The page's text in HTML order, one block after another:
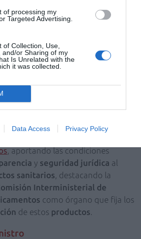
of processing my
Targeted Advertising.
of Collection, Use,
and/or Sharing of my
Is Unrelated with the
it was collected.
Data Access Privacy Policy
de
precios
Europea.
una situación existente y
y permite la incorporación de
y el acceso de los pacientes a la
, aportando las condiciones
y seguridad jurídica al
sanitarios , destacando la
Interministerial de
como órgano que fija los
de estos productos